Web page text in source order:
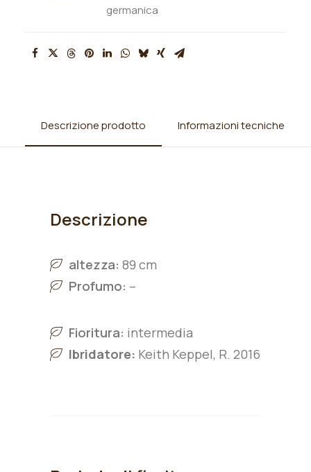
germanica
Descrizione prodotto Informazioni tecniche
Descrizione
altezza: 89 cm
Profumo: –
Fioritura: intermedia
Ibridatore: Keith Keppel, R. 2016